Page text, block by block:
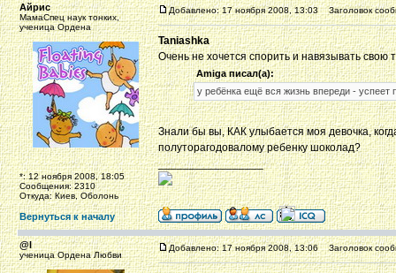
Айрис
МамаСпец наук тонких,
ученица Ордена
*: 12 ноября 2008, 18:05
Сообщения: 2310
Откуда: Киев, Оболонь
Добавлено: 17 ноября 2008, 13:03 Заголовок
Taniashka
Очень не хочется спорить и навязывать свою
Amiga писал(а):
у ребёнка ещё вся жизнь впереди - успеет
Знали бы вы, КАК улыбается моя девочка,
полуторагодовалому ребенку шоколад?
_________________
Вернуться к началу
@l
ученица Ордена Любви
Добавлено: 17 ноября 2008, 13:06 Заголовок